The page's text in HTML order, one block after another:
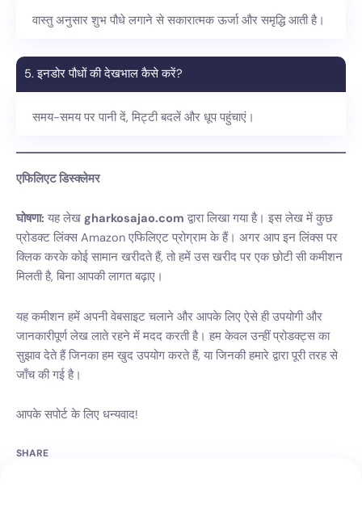
वास्तु अनुसार शुभ पौधे लगाने से सकारात्मक ऊर्जा और समृद्धि आती है।
5. इनडोर पौधों की देखभाल कैसे करें?
समय-समय पर पानी दें, मिट्टी बदलें और धूप पहुंचाएं।
एफिलिएट डिस्क्लेमर
घोषणा: यह लेख gharkosajao.com द्वारा लिखा गया है। इस लेख में कुछ
प्रोडक्ट लिंक्स Amazon एफिलिएट प्रोग्राम के हैं। अगर आप इन लिंक्स पर
क्लिक करके कोई सामान खरीदते हैं, तो हमें उस खरीद पर एक छोटी सी कमीशन
मिलती है, बिना आपकी लागत बढ़ाए।
यह कमीशन हमें अपनी वेबसाइट चलाने और आपके लिए ऐसे ही उपयोगी और
जानकारीपूर्ण लेख लाते रहने में मदद करती है। हम केवल उन्हीं प्रोडक्ट्स का
सुझाव देते हैं जिनका हम खुद उपयोग करते हैं, या जिनकी हमारे द्वारा पूरी तरह से
जाँच की गई है।
आपके सपोर्ट के लिए धन्यवाद!
SHARE